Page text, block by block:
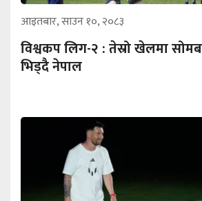
आइतबार, साउन १०, २०८३
विश्वकप लिग-२ : तेस्रो खेलमा
भिड्दै नेपाल